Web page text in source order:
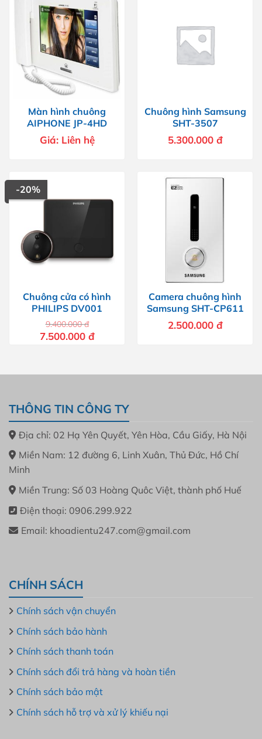
Màn hình chuông
AIPHONE JP-4HD
Giá: Liên hệ
Chuông hình Samsung
SHT-3507
5.300.000 đ
-20%
Chuông cửa có hình
PHILIPS DV001
9.400.000đ
Giá
gốc
7.500.000 đGiá
hiện
Camera chuông hình
Samsung SHT-CP611
2.500.000 đ
THÔNG TIN CÔNG TY
Địa chỉ: 02 Hạ Yên Quyết, Yên Hòa, Cầu Giấy, Hà Nội
Miền Nam: 12 đường 6, Linh Xuân, Thủ Đức, Hồ Chí
Minh
Miền Trung: Số 03 Hoàng Quôc Việt, thành phố Huế
Điện thoại: 0906.299.922
Email: khoadientu247.com@gmail.com
CHÍNH SÁCH
Chính sách vận chuyển
Chính sách bảo hành
Chính sách thanh toán
Chính sách đổi trả hàng và hoàn tiền
Chính sách bảo mật
Chính sách hỗ trợ và xử lý khiếu nại